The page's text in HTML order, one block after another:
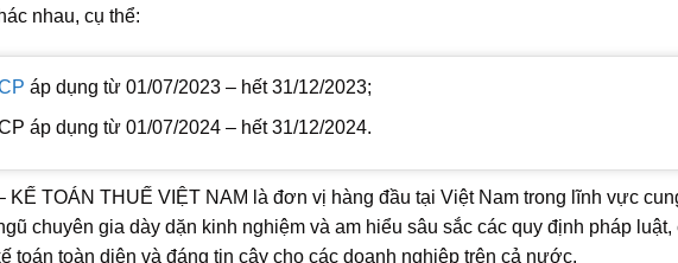
nhau, cụ thể:
áp dụng từ 01/07/2023 – hết 31/12/2023;
áp dụng từ 01/07/2024 – hết 31/12/2024.
KẾ TOÁN THUẾ VIỆT NAM là đơn vị hàng đầu tại Việt Nam trong lĩnh vực
chuyên gia dày dặn kinh nghiệm và am hiểu sâu sắc các quy định pháp luật,
toán toàn diện và đáng tin cậy cho các doanh nghiệp trên cả nước.